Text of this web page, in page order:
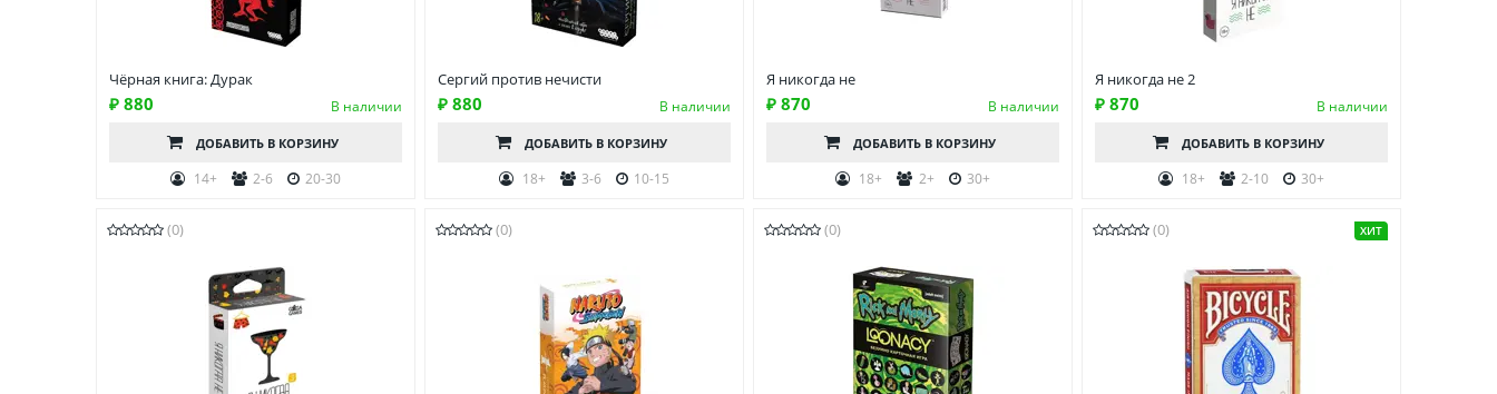
Чёрная книга: Дурак
₽ 880 В наличии
ДОБАВИТЬ В КОРЗИНУ
14+ 2-6 20-30
Сергий против нечисти
₽ 880 В наличии
ДОБАВИТЬ В КОРЗИНУ
18+ 3-6 10-15
Я никогда не
₽ 870 В наличии
ДОБАВИТЬ В КОРЗИНУ
18+ 2+ 30+
Я никогда не 2
₽ 870 В наличии
ДОБАВИТЬ В КОРЗИНУ
18+ 2-10 30+
(0) (0) (0) (0) ХИТ